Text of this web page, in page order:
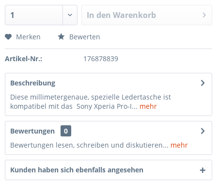
In den Warenkorb
Merken Bewerten
Artikel-Nr.: 176878839
Beschreibung
Diese millimetergenaue, spezielle Ledertasche ist
kompatibel mit das Sony Xperia Pro-I... mehr
Bewertungen
0
Bewertungen lesen, schreiben und diskutieren... mehr
Kunden haben sich ebenfalls angesehen